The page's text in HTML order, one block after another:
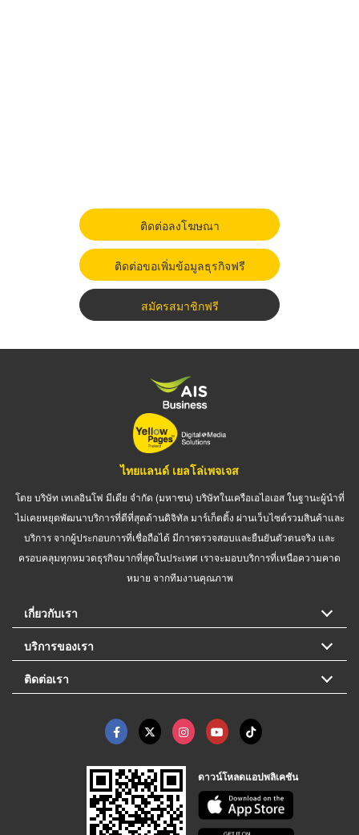
ติดต่อลงโฆษณา
ติดต่อขอเพิ่มข้อมูลธุรกิจฟรี
สมัครสมาชิกฟรี
ไทยแลนด์ เยลโล่เพจเจส
โดย บริษัท เทเลอินโฟ มีเดีย จำกัด (มหาชน) บริษัทในเครือเอไอเอส ในฐานะผู้นำที่
ไม่เคยหยุดพัฒนาบริการที่ดีที่สุดด้านดิจิทัล มาร์เก็ตติ้ง ผ่านเว็บไซต์รวมสินค้าและ
บริการ จากผู้ประกอบการที่เชื่อถือได้ มีการตรวจสอบและยืนยันตัวตนจริง และ
ครอบคลุมทุกหมวดธุรกิจมากที่สุดในประเทศ เราจะมอบบริการที่เหนือความคาด
หมาย จากทีมงานคุณภาพ
เกี่ยวกับเรา
บริการของเรา
ติดต่อเรา
ดาวน์โหลดแอปพลิเคชัน